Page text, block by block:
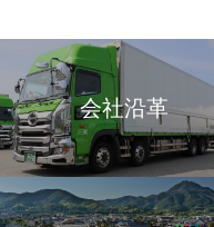
会社沿革